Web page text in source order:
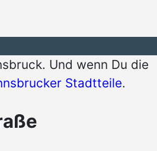
Und wenn Du die
Stadtteile.